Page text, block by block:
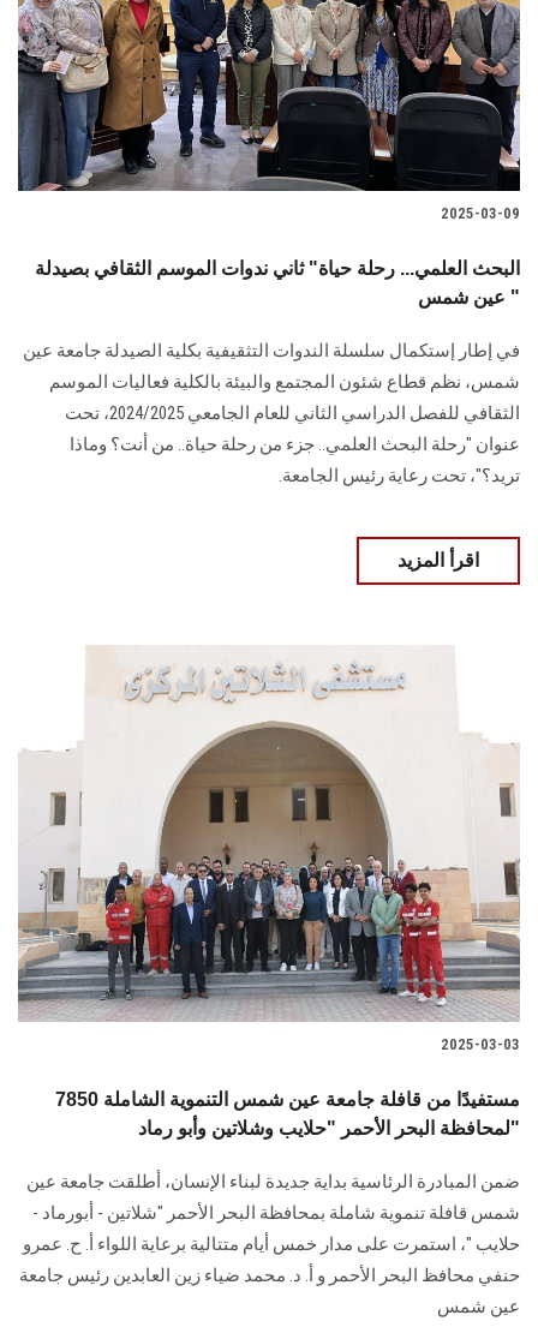
2025-03-09
البحث العلمي... رحلة حياة" ثاني ندوات الموسم الثقافي بصيدلة
عين شمس "
في إطار إستكمال سلسلة الندوات التثقيفية بكلية الصيدلة جامعة عين
شمس، نظم قطاع شئون المجتمع والبيئة بالكلية فعاليات الموسم
الثقافي للفصل الدراسي الثاني للعام الجامعي 2024/2025، تحت
عنوان "رحلة البحث العلمي.. جزء من رحلة حياة.. من أنت؟ وماذا
تريد؟"، تحت رعاية رئيس الجامعة.
اقرأ المزيد
2025-03-03
7850 مستفيدًا من قافلة جامعة عين شمس التنموية الشاملة
لمحافظة البحر الأحمر "حلايب وشلاتين وأبو رماد"
ضمن المبادرة الرئاسية بداية جديدة لبناء الإنسان، أطلقت جامعة عين
شمس قافلة تنموية شاملة بمحافظة البحر الأحمر "شلاتين - أبورماد -
حلايب "، استمرت على مدار خمس أيام متتالية برعاية اللواء أ. ح. عمرو
حنفي محافظ البحر الأحمر و أ. د. محمد ضياء زين العابدين رئيس جامعة
عين شمس